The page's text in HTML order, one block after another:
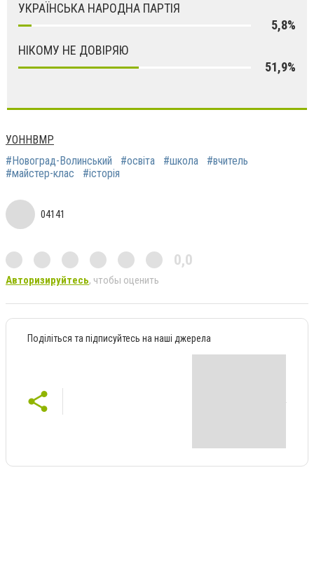
УКРАЇНСЬКА НАРОДНА ПАРТІЯ
5,8%
НІКОМУ НЕ ДОВІРЯЮ
51,9%
УОННВМР
#Новоград-Волинський
#освіта #школа
#вчитель
#майстер-клас
#історія
04141
0,0
Авторизируйтесь, чтобы оценить
Поділіться та підписуйтесь на наші джерела